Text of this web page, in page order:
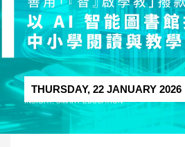
THURSDAY, 22 JANUARY 2026
INSIGHT,SMART EDUCATION